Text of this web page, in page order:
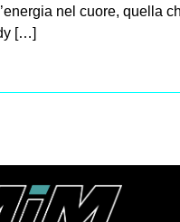
nel cuore, quella
[…]